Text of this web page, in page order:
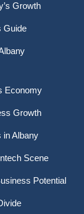
Growth
Guide
Economy
Growth
in Albany
Scene
Potential